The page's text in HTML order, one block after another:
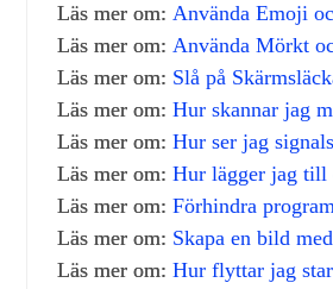
Läs mer om: Använda Emoji
Läs mer om: Använda Mörkt
Läs mer om: Slå på
Läs mer om: Hur skannar jag
Läs mer om: Hur ser jag
Läs mer om: Hur lägger jag till
Läs mer om: Förhindra
Läs mer om: Skapa en bild
Läs mer om: Hur flyttar jag